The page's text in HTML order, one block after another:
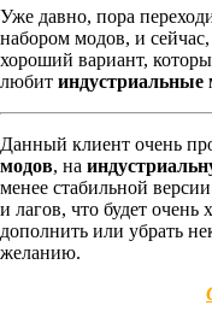
Уже давно, пора
набором модов, и
хороший вариант,
любит индустриальные
Данный клиент очень
модов, на
менее стабильной версии
и лагов, что будет
дополнить или убрать
желанию.